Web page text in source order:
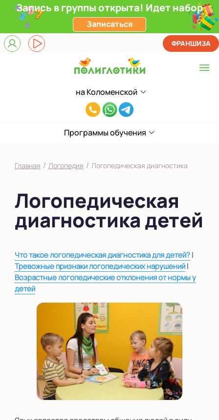
Запись в группы открыта! Идет набор
Записаться
на Коломенской
Выберите центр
Верхние Лихоборы
ЖК Прокшино
Якиманка
в Южном Бутово
на Беломорской
на Домодедовской
в Московской
области
Показать на карте
Выбрать другой город
8(929)520-
80
ФРАНШИЗА
Программы обучения
Главная / Логопедия / Логопедическая диагностика
Логопедическая
диагностика детей
Что такое логопедическая диагностика для детей?|
Тревожные признаки логопедических нарушений|
Возрастные логопедические отклонения от нормы у
детей